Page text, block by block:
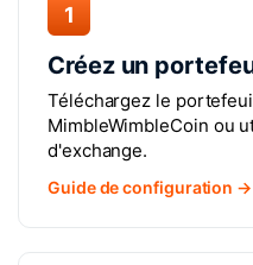
1
Créez un
Téléchargez le
MimbleWimbleCoin ou
d'exchange.
Guide de configuration →